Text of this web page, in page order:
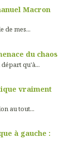
Macron
de mes...
du chaos
qu'à...
vraiment
au tout...
à gauche :